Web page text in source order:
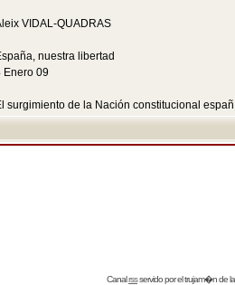
VIDAL-QUADRAS
nuestra libertad
Enero 09
surgimiento de la Nación constitucional españ
Canalrssservido por eltrujam�nde